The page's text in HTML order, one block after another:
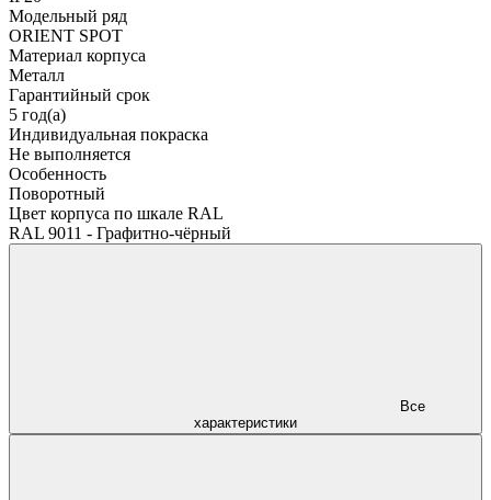
Модельный ряд
ORIENT SPOT
Материал корпуса
Металл
Гарантийный срок
5 год(а)
Индивидуальная покраска
Не выполняется
Особенность
Поворотный
Цвет корпуса по шкале RAL
RAL 9011 - Графитно-чёрный
характеристики